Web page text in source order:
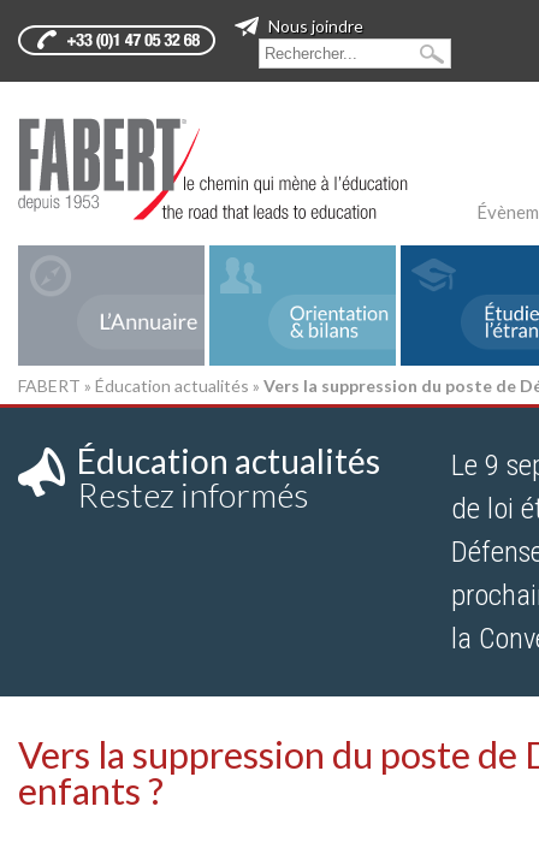
Nous joindre
FABERT » Éducation actualités » Vers la suppression du poste de
Éducation actualités
Restez informés
Le 9
de loi
la
Vers la suppression du poste de
enfants ?